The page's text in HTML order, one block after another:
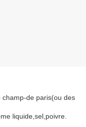
de paris(ou des
liquide,sel,poivre.